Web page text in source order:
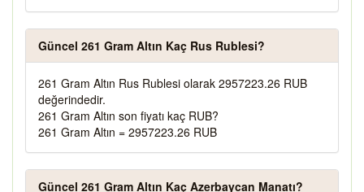
Güncel 261 Gram Altın Kaç Rus Rublesi?
261 Gram Altın Rus Rublesi olarak 2957223.26 RUB
değerindedir.
261 Gram Altın son fiyatı kaç RUB?
261 Gram Altın = 2957223.26 RUB
Güncel 261 Gram Altın Kaç Azerbaycan Manatı?